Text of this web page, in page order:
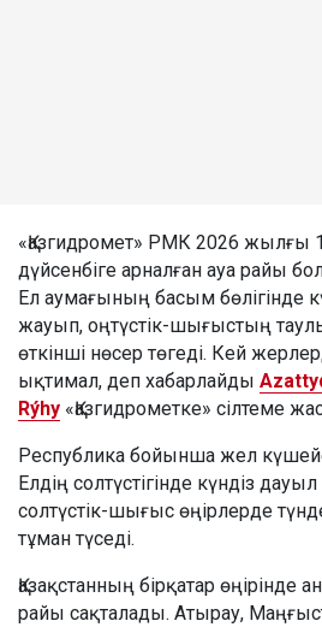
«Қазгидромет» РМК 2026 жылғы
дүйсенбіге арналған ауа райы
Ел аумағының басым бөлігінде
жауып, оңтүстік-шығыстың
өткінші нөсер төгеді. Кей
ықтимал, деп хабарлайды
Rýhy «Қазгидрометке» сілтеме
Республика бойынша жел
Елдің солтүстігінде күндіз
солтүстік-шығыс өңірлерде
тұман түседі.
Қазақстанның бірқатар
райы сақталады. Атырау,